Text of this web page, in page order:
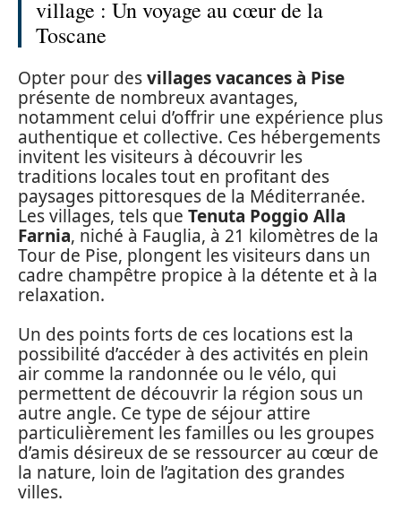
village : Un voyage au cœur de la
Toscane
Opter pour desvillages vacances à Pise
présente de nombreux avantages,
notamment celui d’offrir une expérience plus
authentique et collective. Ces hébergements
invitent les visiteurs à découvrir les
traditions locales tout en profitant des
paysages pittoresques de la Méditerranée.
Les villages, tels que Tenuta Poggio Alla
Farnia, niché à Fauglia, à 21 kilomètres de la
Tour de Pise, plongent les visiteurs dans un
cadre champêtre propice à la détente et à la
relaxation.
Un des points forts de ces locations est la
possibilité d’accéder à des activités en plein
air comme la randonnée ou le vélo, qui
permettent de découvrir la région sous un
autre angle. Ce type de séjour attire
particulièrement les familles ou les groupes
d’amis désireux de se ressourcer au cœur de
la nature, loin de l’agitation des grandes
villes.